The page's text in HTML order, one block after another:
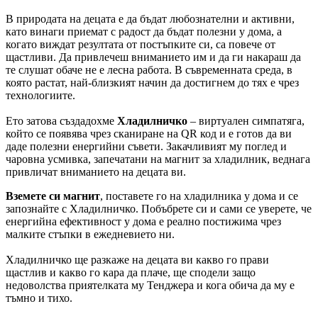
В природата на децата е да бъдат любознателни и активни,
като винаги приемат с радост да бъдат полезни у дома, а
когато виждат резултата от постъпките си, са повече от
щастливи. Да привлечеш вниманието им и да ги накараш да
те слушат обаче не е лесна работа. В съвременната среда, в
която растат, най-близкият начин да достигнем до тях е чрез
технологиите.
Ето затова създадохме Хладилничко – виртуален симпатяга,
който се появява чрез сканиране на QR код и е готов да ви
даде полезни енергийни съвети. Закачливият му поглед и
чаровна усмивка, запечатани на магнит за хладилник, веднага
привличат вниманието на децата ви.
Вземете си магнит, поставете го на хладилника у дома и се
запознайте с Хладилничко. Побъбрете си и сами се уверете, че
енергийна ефективност у дома е реално постижима чрез
малките стъпки в ежедневието ни.
Хладилничко ще разкаже на децата ви какво го прави
щастлив и какво го кара да плаче, ще сподели защо
недоволства приятелката му Тенджера и кога обича да му е
тъмно и тихо.